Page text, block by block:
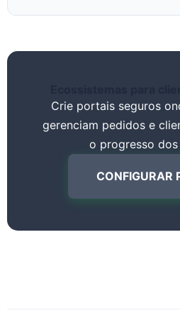
Crie portais seguros
gerenciam pedidos e
o progresso
CONFIGURAR